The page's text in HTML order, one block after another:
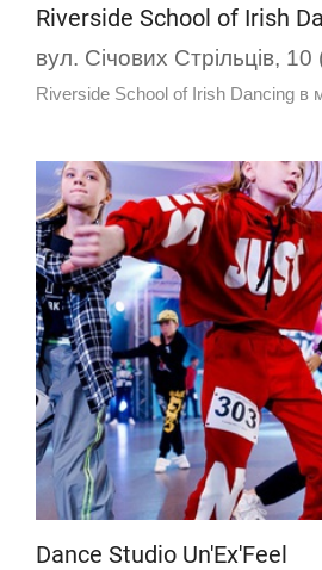
Riverside School of Irish
вул. Січових Стрільців,
Riverside School of Irish Dancing в
Dance Studio Un'Ex'Feel